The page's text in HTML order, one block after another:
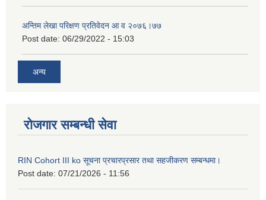
अन्तिम लेखा परिक्षण प्रतिवेदन आ व २०७६।७७
Post date: 06/29/2022 - 15:03
अन्य
रोजगार सम्बन्धी सेवा
RIN Cohort III ko सूचना प्रचारप्रसार तथा सहजीकरण सम्बन्धमा।
Post date: 07/21/2026 - 11:56